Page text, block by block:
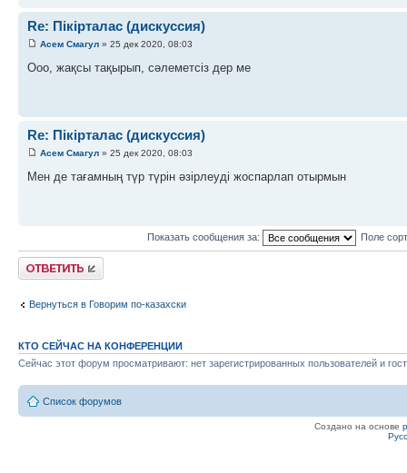
Re: Пікірталас (дискуссия)
Асем Смагул » 25 дек 2020, 08:03
Ооо, жақсы тақырып, сәлеметсіз дер ме
Re: Пікірталас (дискуссия)
Асем Смагул » 25 дек 2020, 08:03
Мен де тағамның түр түрін әзірлеуді жоспарлап отырмын
Показать сообщения за: Поле
Ответить
Вернуться в Говорим по-казахски
КТО СЕЙЧАС НА КОНФЕРЕНЦИИ
Сейчас этот форум просматривают: нет зарегистрированных пользователей и
Список форумов
Создано на основе